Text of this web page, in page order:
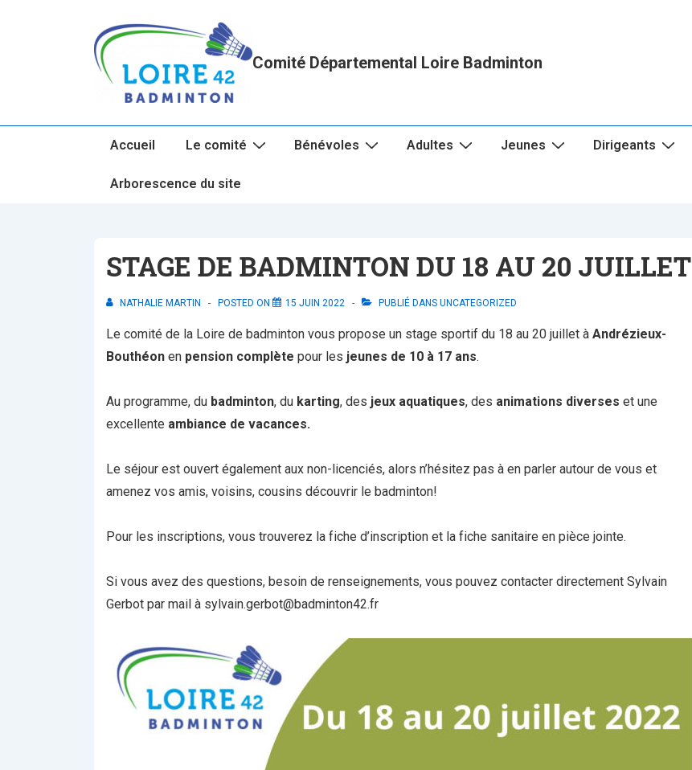
Comité Départemental Loire Badminton
Main
Accueil Le comité Bénévoles Adultes Jeunes Dirigeants
Arborescence du site
STAGE DE BADMINTON DU 18 AU 20 JUILLET
NATHALIE MARTIN POSTED ON 15 JUIN 2022 PUBLIÉ DANS UNCATEGORIZED
Le comité de la Loire de badminton vous propose un stage sportif du 18 au 20 juillet à Andrézieux-
Bouthéon en pension complète pour les jeunes de 10 à 17 ans.
Au programme, du badminton, du karting, des jeux aquatiques, des animations diverses et une
excellente ambiance de vacances.
Le séjour est ouvert également aux non-licenciés, alors n’hésitez pas à en parler autour de vous et
amenez vos amis, voisins, cousins découvrir le badminton!
Pour les inscriptions, vous trouverez la fiche d’inscription et la fiche sanitaire en pièce jointe.
Si vous avez des questions, besoin de renseignements, vous pouvez contacter directement Sylvain
Gerbot par mail à sylvain.gerbot@badminton42.fr